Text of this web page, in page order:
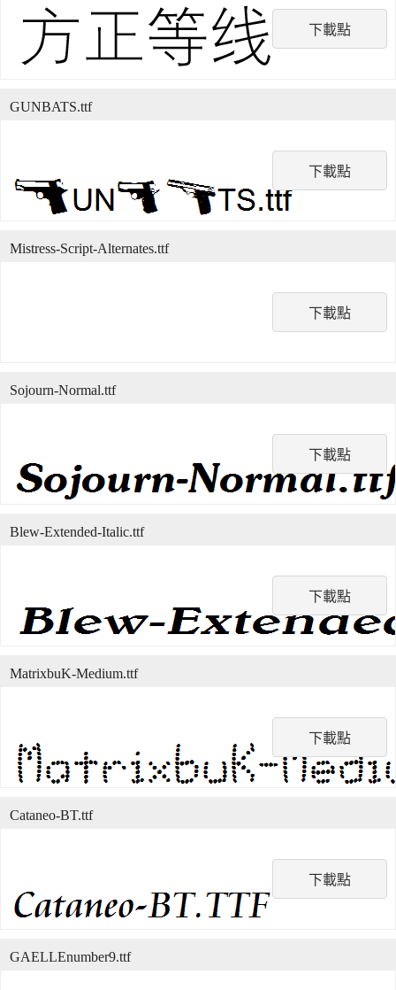
下載點
下載點
GUNBATS.ttf
下載點
Mistress-Script-Alternates.ttf
下載點
Sojourn-Normal.ttf
下載點
Blew-Extended-Italic.ttf
下載點
MatrixbuK-Medium.ttf
下載點
Cataneo-BT.ttf
GAELLEnumber9.ttf